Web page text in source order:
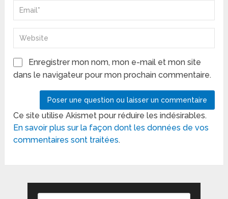
Enregistrer mon nom, mon e-mail et mon site
dans le navigateur pour mon prochain commentaire.
Ce site utilise Akismet pour réduire les indésirables.
En savoir plus sur la façon dont les données de vos
commentaires sont traitées.